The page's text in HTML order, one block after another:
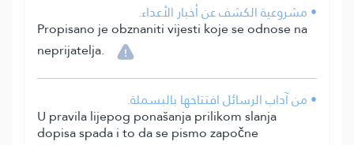
• مشروعية الكشف عن أخبار الأعداء.
Propisano je obznaniti vijesti koje se odnose na
neprijatelja.
• من آداب الرسائل افتتاحها بالبسملة.
U pravila lijepog ponašanja prilikom slanja
dopisa spada i to da se pismo započne